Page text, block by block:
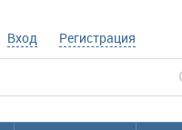
Вход Регистрация